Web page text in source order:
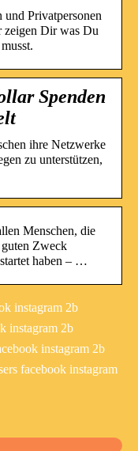
und Privatpersonen
zeigen Dir was Du
Spenden
ihre Netzwerke
zu unterstützen,
Menschen, die
Zweck
haben – …
instagram 2b
instagram 2b
instagram 2b
facebook instagram